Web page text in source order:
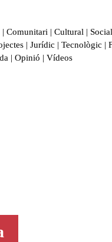
| Comunitari | Cultural | Social
| Jurídic | Tecnològic |
| Opinió | Vídeos